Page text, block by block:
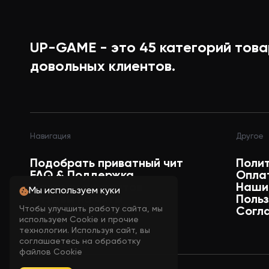
Aim Key
Aim Bone
UP-GAME - это 45 категорий
довольных клиентов.
Навигация
Подобрать приватный чит
FAQ & Поддержка
Магазин аккаунтов
Статусы читов
Другое
Наши
Мы используем куки
Чтобы улучшить работу сайта, мы
используем Cookie и прочие
технологии. Используя сайт, вы
соглашаетесь на обработку
файлов Cookie